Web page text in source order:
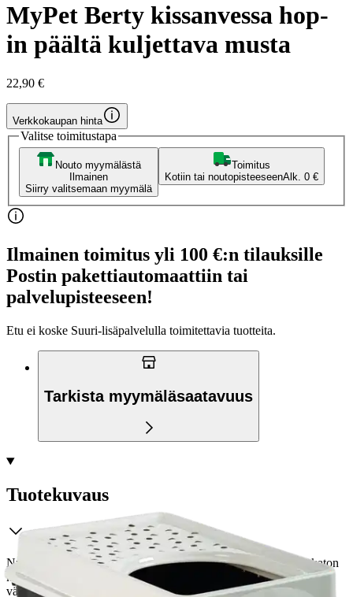
MyPet Berty kissanvessa hop-
in päältä kuljettava musta
22,90 €
Verkkokaupan hinta
Valitse toimitustapa
Nouto myymälästä
Ilmainen
Siirry valitsemaan myymälä
Toimitus
Kotiin tai noutopisteeseenAlk. 0 €
Ilmainen toimitus yli 100 €:n tilauksille
Postin pakettiautomaattiin tai
palvelupisteeseen!
Etu ei koske Suuri‑lisäpalvelulla toimitettavia tuotteita.
Tarkista myymäläsaatavuus
Tuotekuvaus
Nykyaikainen ja käytännöllinen kissanvessa, johon kuljetaan katon
kautta. Korkeat sivuseinät tarjoavat kissallesi yksityisyyttä ja
vähentävät hiekan kulkeutumista ympäristöön. Katossa olevien